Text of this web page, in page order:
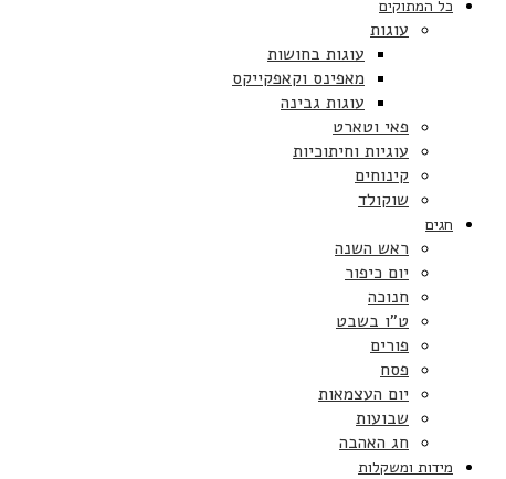
כל המתוקים
עוגות
עוגות בחושות
מאפינס וקאפקייקס
עוגות גבינה
פאי וטארט
עוגיות וחיתוכיות
קינוחים
שוקולד
חגים
ראש השנה
יום כיפור
חנוכה
ט”ו בשבט
פורים
פסח
יום העצמאות
שבועות
חג האהבה
מידות ומשקלות